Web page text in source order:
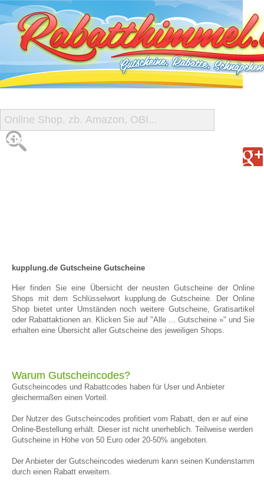
START
kupplung.de Gutscheine Gutscheine
Hier finden Sie eine Übersicht der neusten Gutscheine der Online
Shops mit dem Schlüsselwort kupplung.de Gutscheine. Der Online
Shop bietet unter Umständen noch weitere Gutscheine, Gratisartikel
oder Rabattaktionen an. Klicken Sie auf "Alle ... Gutscheine »" und Sie
erhalten eine Übersicht aller Gutscheine des jeweiligen Shops.
Warum Gutscheincodes?
Gutscheincodes und Rabattcodes haben für User und Anbieter
gleichermaßen einen Vorteil.
Der Nutzer des Gutscheincodes profitiert vom Rabatt, den er auf eine
Online-Bestellung erhält. Dieser ist nicht unerheblich. Teilweise werden
Gutscheine in Höhe von 50 Euro oder 20-50% angeboten.
Der Anbieter der Gutscheincodes wiederum kann seinen Kundenstamm
durch einen Rabatt erweitern.